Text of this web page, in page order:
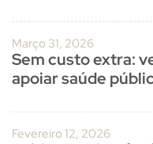
Março 31, 2026
Sem custo extra:
apoiar saúde
Fevereiro 12, 2026